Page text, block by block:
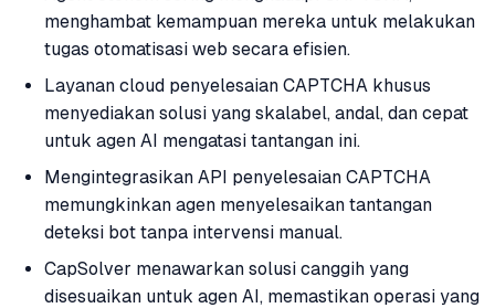
menghambat kemampuan mereka untuk melakukan
tugas otomatisasi web secara efisien.
Layanan cloud penyelesaian CAPTCHA khusus
menyediakan solusi yang skalabel, andal, dan cepat
untuk agen AI mengatasi tantangan ini.
Mengintegrasikan API penyelesaian CAPTCHA
memungkinkan agen menyelesaikan tantangan
deteksi bot tanpa intervensi manual.
CapSolver menawarkan solusi canggih yang
disesuaikan untuk agen AI, memastikan operasi yang